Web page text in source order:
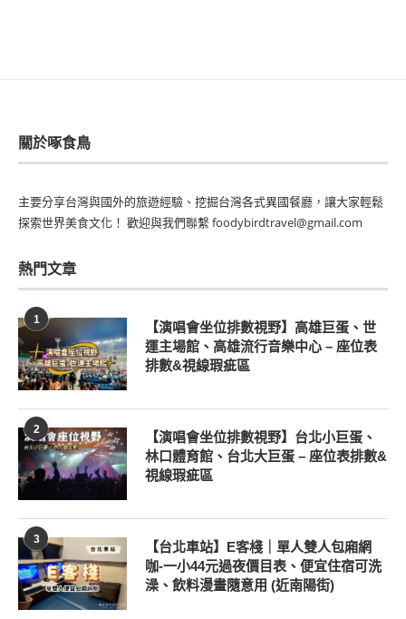
關於啄食鳥
主要分享台灣與國外的旅遊經驗、挖掘台灣各式異國餐廳，讓大家輕鬆
探索世界美食文化！ 歡迎與我們聯繫 foodybirdtravel@gmail.com
熱門文章
1
【演唱會坐位排數視野】高雄巨蛋、世
運主場館、高雄流行音樂中心 – 座位表
排數&視線瑕疵區
2
【演唱會坐位排數視野】台北小巨蛋、
林口體育館、台北大巨蛋 – 座位表排數&
視線瑕疵區
3
【台北車站】E客棧｜單人雙人包廂網
咖-一小44元過夜價目表、便宜住宿可洗
澡、飲料漫畫隨意用 (近南陽街)